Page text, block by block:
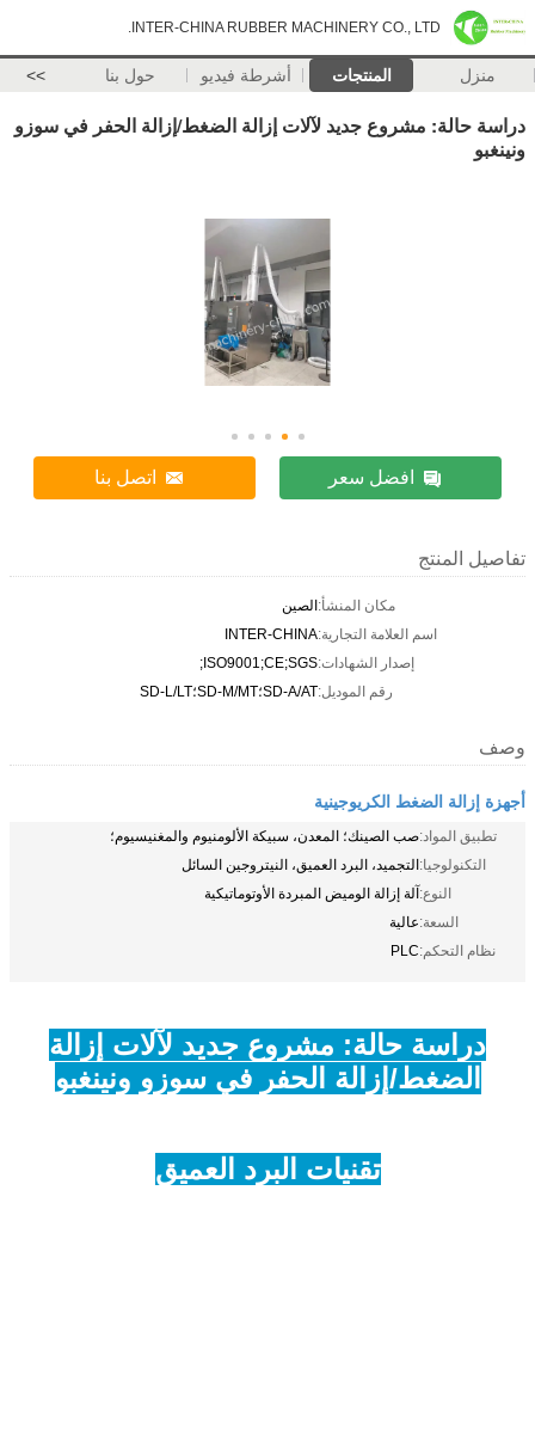
INTER-CHINA RUBBER MACHINERY CO., LTD.
منزل المنتجات أشرطة فيديو حول بنا >>
دراسة حالة: مشروع جديد لآلات إزالة الضغط/إزالة الحفر في سوزو
ونينغبو
افضل سعر اتصل بنا
تفاصيل المنتج
مكان المنشأ:الصين
اسم العلامة التجارية:INTER-CHINA
إصدار الشهادات:ISO9001;CE;SGS;
رقم الموديل:SD-A/AT؛SD-M/MT؛SD-L/LT
وصف
أجهزة إزالة الضغط الكريوجينية
تطبيق المواد:صب الصينك؛ المعدن، سبيكة الألومنيوم والمغنيسيوم؛
التكنولوجيا:التجميد، البرد العميق، النيتروجين السائل
النوع:آلة إزالة الوميض المبردة الأوتوماتيكية
السعة:عالية
نظام التحكم:PLC
دراسة حالة: مشروع جديد لآلات إزالة
الضغط/إزالة الحفر في سوزو ونينغبو
تقنيات البرد العميق